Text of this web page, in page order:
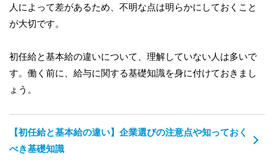
人によって差があるため、不明な点は明らかにしておくこと
が大切です。
初任給と基本給の違いについて、理解していない人は多いで
す。働く前に、給与に関する基礎知識を身に付けておきまし
ょう。
【初任給と基本給の違い】企業選びの注意点や知っておく
べき基礎知識